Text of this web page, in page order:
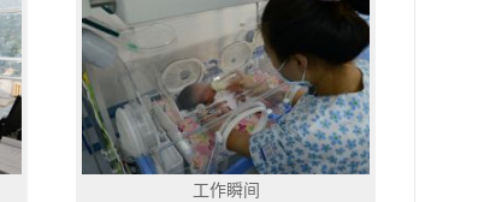
工作瞬间